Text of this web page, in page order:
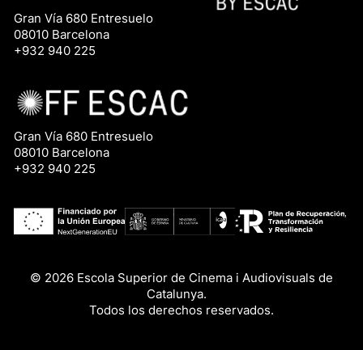
Gran Vía 680 Entresuelo
08010 Barcelona
+932 940 225
Gran Vía 680 Entresuelo
08010 Barcelona
+932 940 225
© 2026 Escola Superior de Cinema i Audiovisuals de
Catalunya.
Todos los derechos reservados.